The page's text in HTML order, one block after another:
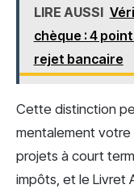
LIRE AUSSI
chèque : 4
rejet bancaire
Cette distinction
mentalement votre
projets à court
impôts, et le Livret